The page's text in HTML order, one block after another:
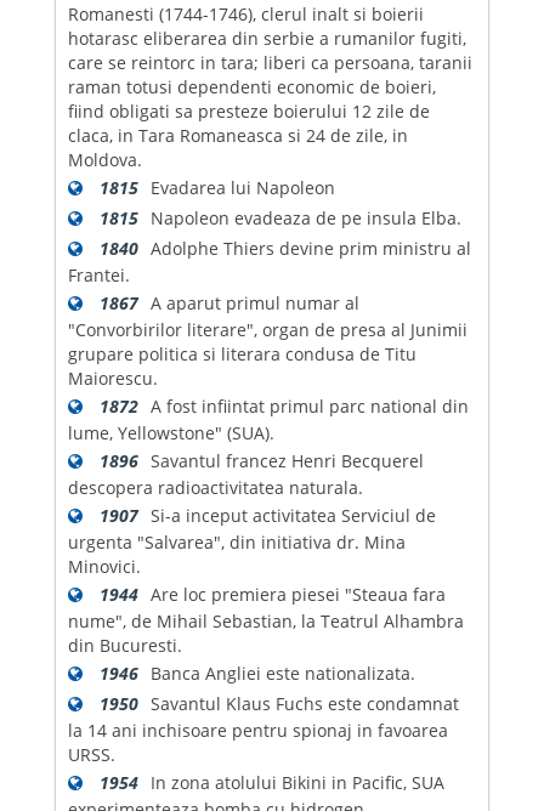
Romanesti (1744-1746), clerul inalt si boierii
hotarasc eliberarea din serbie a rumanilor fugiti,
care se reintorc in tara; liberi ca persoana, taranii
raman totusi dependenti economic de boieri,
fiind obligati sa presteze boierului 12 zile de
claca, in Tara Romaneasca si 24 de zile, in
Moldova.
1815 Evadarea lui Napoleon
1815 Napoleon evadeaza de pe insula Elba.
1840 Adolphe Thiers devine prim ministru al
Frantei.
1867 A aparut primul numar al
"Convorbirilor literare", organ de presa al Junimii
grupare politica si literara condusa de Titu
Maiorescu.
1872 A fost infiintat primul parc national din
lume, Yellowstone" (SUA).
1896 Savantul francez Henri Becquerel
descopera radioactivitatea naturala.
1907 Si-a inceput activitatea Serviciul de
urgenta "Salvarea", din initiativa dr. Mina
Minovici.
1944 Are loc premiera piesei "Steaua fara
nume", de Mihail Sebastian, la Teatrul Alhambra
din Bucuresti.
1946 Banca Angliei este nationalizata.
1950 Savantul Klaus Fuchs este condamnat
la 14 ani inchisoare pentru spionaj in favoarea
URSS.
1954 In zona atolului Bikini in Pacific, SUA